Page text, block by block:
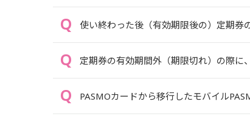
使い終わった後（有効期限後の）定期券
定期券の有効期間外（期限切れ）の際に
PASMOカードから移行したモバイル